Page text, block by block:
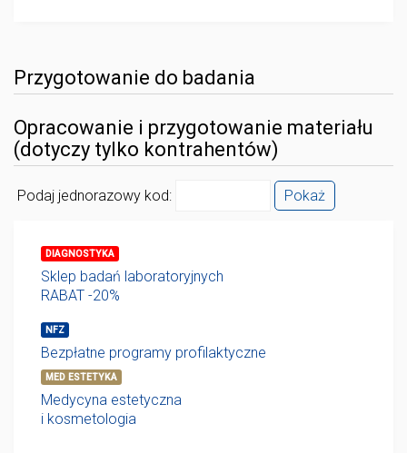
Przygotowanie do badania
Opracowanie i przygotowanie materiału
(dotyczy tylko kontrahentów)
Podaj jednorazowy kod: Pokaż
DIAGNOSTYKA
Sklep badań laboratoryjnych
RABAT -20%
NFZ
Bezpłatne programy profilaktyczne
MED ESTETYKA
Medycyna estetyczna
i kosmetologia